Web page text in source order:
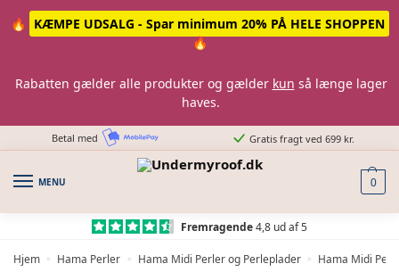
🔥
KÆMPE UDSALG - Spar minimum 20% PÅ HELE SHOPPEN
🔥
Rabatten gælder alle produkter og gælder kun så længe lager
haves.
Betal med Gratis fragt ved 699 kr.
MENU 0
Fremragende4,8 ud af 5
Hjem » Hama Perler » Hama Midi Perler og Perleplader » Hama Midi